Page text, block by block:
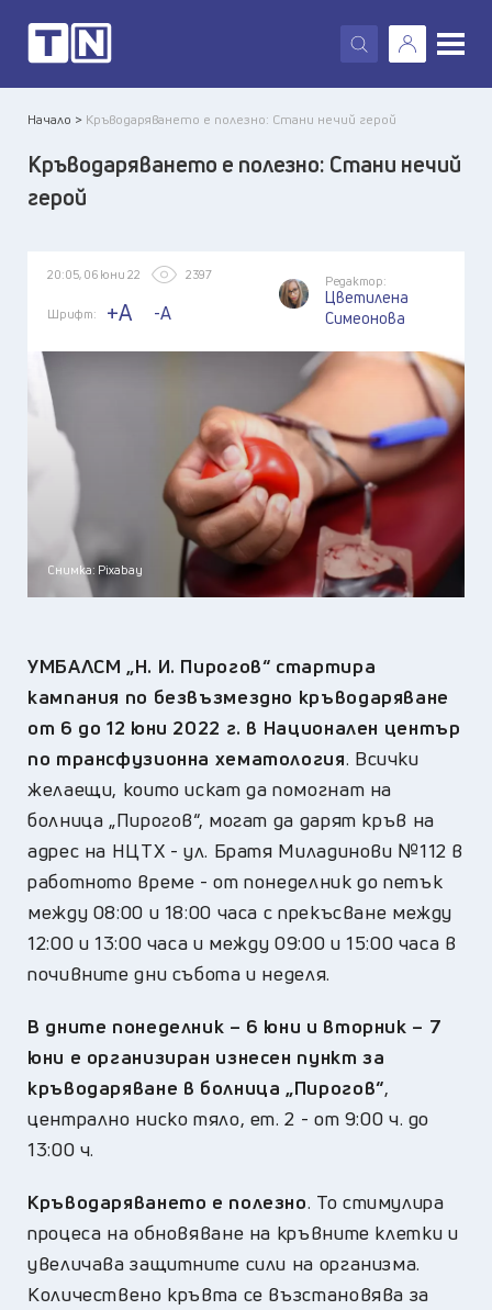
X
Начало > Кръводаряването е полезно: Стани нечий герой
Кръводаряването е полезно: Стани нечий
герой
20:05, 06 юни 22 2397
Шрифт: +A -A
Редактор:
Цветилена
Симеонова
Снимка: Pixabay
УМБАЛСМ „Н. И. Пирогов“ стартира
кампания по безвъзмездно кръводаряване
от 6 до 12 юни 2022 г. в Национален център
по трансфузионна хематология. Всички
желаещи, които искат да помогнат на
болница „Пирогов“, могат да дарят кръв на
адрес на НЦТХ - ул. Братя Миладинови №112 в
работното време - от понеделник до петък
между 08:00 и 18:00 часа с прекъсване между
12:00 и 13:00 часа и между 09:00 и 15:00 часа в
почивните дни събота и неделя.
В дните понеделник – 6 юни и вторник – 7
юни е организиран изнесен пункт за
кръводаряване в болница „Пирогов“,
централно ниско тяло, ет. 2 - от 9:00 ч. до
13:00 ч.
Кръводаряването е полезно. То стимулира
процеса на обновяване на кръвните клетки и
увеличава защитните сили на организма.
Количествено кръвта се възстановява за